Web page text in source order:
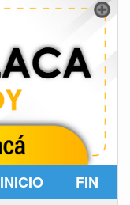
INICIO FIN